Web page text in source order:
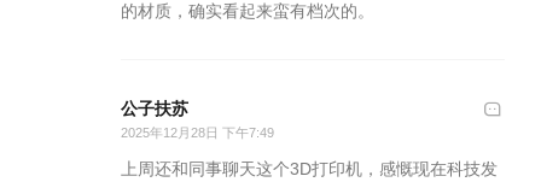
的材质，确实看起来蛮有档次的。
公子扶苏
2025年12月28日 下午7:49
上周还和同事聊天这个3D打印机，感慨现在科技发